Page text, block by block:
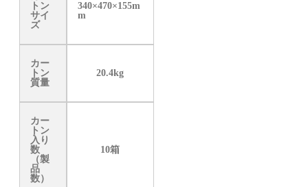
トン
サイ
ズ
340×470×155m
m
カー
トン
質量
20.4kg
カー
トン
入り
数
（製
品
数）
10箱